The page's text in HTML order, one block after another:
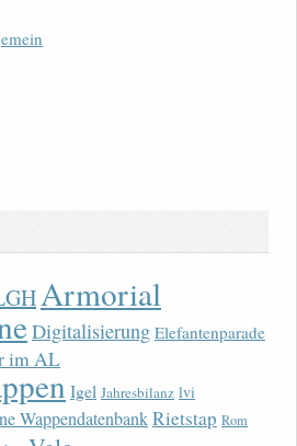
Armorial
Digitalisierung Elefantenparade
im AL
Igel Jahresbilanz lvi
WappendatenbankRietstap Rom